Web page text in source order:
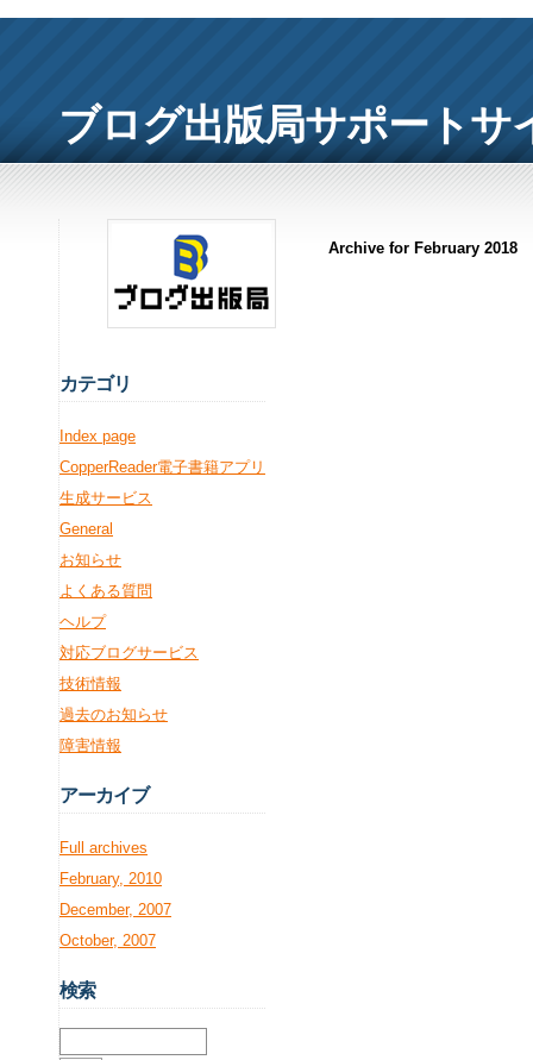
ブログ出版局サポートサ
Archive for February 2018
カテゴリ
Index page
CopperReader電子書籍アプリ
生成サービス
General
お知らせ
よくある質問
ヘルプ
対応ブログサービス
技術情報
過去のお知らせ
障害情報
アーカイブ
Full archives
February, 2010
December, 2007
October, 2007
検索